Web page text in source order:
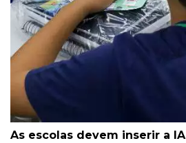
As escolas devem inserir a